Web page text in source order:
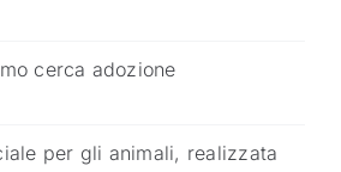
cerca adozione
per gli animali, realizzata